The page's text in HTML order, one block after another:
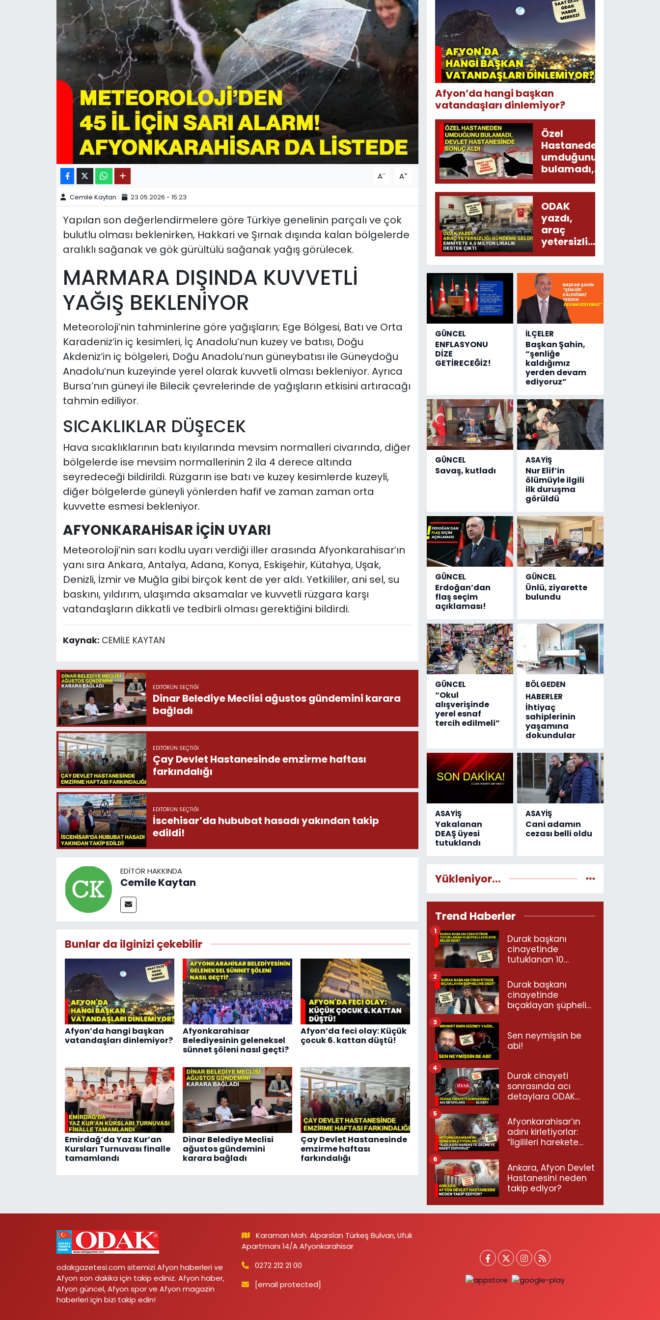
A- A+
Cemile Kaytan 23.05.2026 - 15:23
Yapılan son değerlendirmelere göre Türkiye genelinin parçalı ve çok
bulutlu olması beklenirken, Hakkari ve Şırnak dışında kalan bölgelerde
aralıklı sağanak ve gök gürültülü sağanak yağış görülecek.
MARMARA DIŞINDA KUVVETLİ
YAĞIŞ BEKLENİYOR
Meteoroloji’nin tahminlerine göre yağışların; Ege Bölgesi, Batı ve Orta
Karadeniz’in iç kesimleri, İç Anadolu’nun kuzey ve batısı, Doğu
Akdeniz’in iç bölgeleri, Doğu Anadolu’nun güneybatısı ile Güneydoğu
Anadolu’nun kuzeyinde yerel olarak kuvvetli olması bekleniyor. Ayrıca
Bursa’nın güneyi ile Bilecik çevrelerinde de yağışların etkisini artıracağı
tahmin ediliyor.
SICAKLIKLAR DÜŞECEK
Hava sıcaklıklarının batı kıyılarında mevsim normalleri civarında, diğer
bölgelerde ise mevsim normallerinin 2 ila 4 derece altında
seyredeceği bildirildi. Rüzgarın ise batı ve kuzey kesimlerde kuzeyli,
diğer bölgelerde güneyli yönlerden hafif ve zaman zaman orta
kuvvette esmesi bekleniyor.
AFYONKARAHİSAR İÇİN UYARI
Meteoroloji’nin sarı kodlu uyarı verdiği iller arasında Afyonkarahisar’ın
yanı sıra Ankara, Antalya, Adana, Konya, Eskişehir, Kütahya, Uşak,
Denizli, İzmir ve Muğla gibi birçok kent de yer aldı. Yetkililer, ani sel, su
baskını, yıldırım, ulaşımda aksamalar ve kuvvetli rüzgara karşı
vatandaşların dikkatli ve tedbirli olması gerektiğini bildirdi.
Kaynak: CEMİLE KAYTAN
EDITÖRÜN SEÇTIĞI
Dinar Belediye Meclisi ağustos gündemini karara
bağladı
EDITÖRÜN SEÇTIĞI
Çay Devlet Hastanesinde emzirme haftası
farkındalığı
EDITÖRÜN SEÇTIĞI
İscehisar’da hububat hasadı yakından takip
edildi!
EDITÖR HAKKINDA
Cemile Kaytan
Bunlar da ilginizi çekebilir
Afyon’da hangi başkan
vatandaşları dinlemiyor?
Afyonkarahisar
Belediyesinin geleneksel
sünnet şöleni nasıl geçti?
Afyon’da feci olay: Küçük
çocuk 6. kattan düştü!
Emirdağ’da Yaz Kur’an
Kursları Turnuvası finalle
tamamlandı
Dinar Belediye Meclisi
ağustos gündemini
karara bağladı
Çay Devlet Hastanesinde
emzirme haftası
farkındalığı
Afyon’da hangi başkan
vatandaşları dinlemiyor?
Özel
Hastaneden
umduğunu
bulamadı,
Devlet
Hastanesinde
sonuç aldı
ODAK
yazdı,
araç
yetersizliği
gündeme
Emniyete
4,5 milyon
liralık
destek
çıktı
GÜNCEL
ENFLASYONU
DİZE
GETİRECEĞİZ!
İLÇELER
Başkan Şahin,
“şenliğe
kaldığımız
yerden devam
ediyoruz”
GÜNCEL
Savaş, kutladı
ASAYİŞ
Nur Elif’in
ölümüyle ilgili
ilk duruşma
görüldü
GÜNCEL
Erdoğan’dan
flaş seçim
açıklaması!
GÜNCEL
Ünlü, ziyarette
bulundu
GÜNCEL
“Okul
alışverişinde
yerel esnaf
tercih edilmeli”
BÖLGEDEN
HABERLER
İhtiyaç
sahiplerinin
yaşamına
dokundular
ASAYİŞ
Yakalanan
DEAŞ üyesi
tutuklandı
ASAYİŞ
Cani adamın
cezası belli oldu
Yükleniyor...
Trend Haberler
Durak başkanı
cinayetinde
tutuklanan 10
neler dedi?
1
Durak başkanı
cinayetinde
bıçaklayan şüpheli
2
Sen neymişsin be
abi!
3
Durak cinayeti
sonrasında acı
detaylara ODAK
4
Afyonkarahisar’ın
adını kirletiyorlar:
“İlgilileri harekete
ediyoruz”
5
Ankara, Afyon Devlet
Hastanesini neden
takip ediyor?
6
odakgazetesi.com sitemizi Afyon haberleri ve
Afyon son dakika için takip ediniz. Afyon haber,
Afyon güncel, Afyon spor ve Afyon magazin
haberleri için bizi takip edin!
Karaman Mah. Alparslan Türkeş Bulvarı, Ufuk
Apartmanı 14/A Afyonkarahisar
0272 212 21 00
[email protected]
11:11 MANŞET